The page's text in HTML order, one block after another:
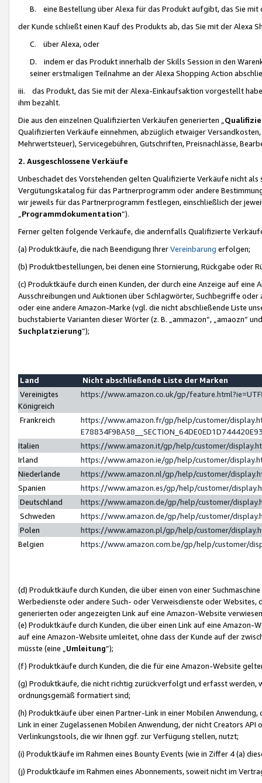
B. eine Bestellung über Alexa für das Produkt aufgibt, das Sie mit
der Kunde schließt einen Kauf des Produkts ab, das Sie mit der Alexa
C. über Alexa, oder
D. indem er das Produkt innerhalb der Skills Session in den
seiner erstmaligen Teilnahme an der Alexa Shopping Action
iii. das Produkt, das Sie mit der Alexa-Einkaufsaktion vorgestellt
ihm bezahlt.
Die aus den einzelnen Qualifizierten Verkäufen generierten „
Qualifizierten Verkäufe einnehmen, abzüglich etwaiger
Mehrwertsteuer), Servicegebühren, Gutschriften, Preisnachlässe,
2. Ausgeschlossene Verkäufe
Unbeschadet des Vorstehenden gelten Qualifizierte Verkäufe nicht
Vergütungskatalog für das Partnerprogramm oder andere
wir jeweils für das Partnerprogramm festlegen, einschließlich der
Programmdokumentation“).
Ferner gelten folgende Verkäufe, die andernfalls Qualifizierte
(a) Produktkäufe, die nach Beendigung IhrerVereinbarung erfolgen;
(b) Produktbestellungen, bei denen eine Stornierung, Rückgabe oder
(c) Produktkäufe durch einen Kunden, der durch eine Anzeige auf
Ausschreibungen und Auktionen über Schlagwörter, Suchbegriffe
oder eine andere Amazon-Marke (vgl. die nicht abschließende Liste
buchstabierte Varianten dieser Wörter (z. B. „ammazon“, „amaozn“
Suchplatzierung”);
Land
Nicht abschließende Liste der Marken
Vereinigtes
Königreich
https://www.amazon.co.uk/gp/
Frankreich
https://www.amazon.fr/gp/help/customer/
Italien
https://www.amazon.it/gp/help/customer/
Irland
https://www.amazon.ie/gp/help/customer/
Niederlande
https://www.amazon.nl/gp/help/customer/
Spanien
https://www.amazon.es/gp/help/customer/
Deutschland
https://www.amazon.de/gp/help/customer/
Schweden
https://www.amazon.de/gp/help/customer/
Polen
https://www.amazon.pl/gp/help/customer/
Belgien
https://www.amazon.com.be/gp/help/customer/
(d) Produktkäufe durch Kunden, die über einen von einer
Werbedienste oder andere Such- oder Verweisdienste oder Websites,
generierten oder angezeigten Link auf eine Amazon-Website
(e) Produktkäufe durch Kunden, die über einen Link auf eine
auf eine Amazon-Website umleitet, ohne dass der Kunde auf der
müsste (eine „ Umleitung“);
(f) Produktkäufe durch Kunden, die die für eine Amazon-Website
(g) Produktkäufe, die nicht richtig zurückverfolgt und erfasst werden,
ordnungsgemäß formatiert sind;
(h) Produktkäufe über einen Partner-Link in einer Mobilen
Link in einer Zugelassenen Mobilen Anwendung, der nicht Creators
Verlinkungstools, die wir Ihnen ggf. zur Verfügung stellen, nutzt;
(i) Produktkäufe im Rahmen eines Bounty Events (wie in Ziffer 4 (a)
(j) Produktkäufe im Rahmen eines Abonnements, soweit nicht im